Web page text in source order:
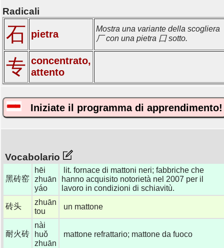
Radicali
石 pietra
Mostra una variante della scogliera
厂 con una pietra 囗 sotto.
专 concentrato,
attento
Iniziate il programma di apprendimento!
Vocabolario
黑砖窑
hēi
zhuān
yáo
lit. fornace di mattoni neri; fabbriche che
hanno acquisito notorietà nel 2007 per il
lavoro in condizioni di schiavitù.
砖头
zhuān
tou
un mattone
耐火砖
nài
huǒ
zhuān
mattone refrattario; mattone da fuoco